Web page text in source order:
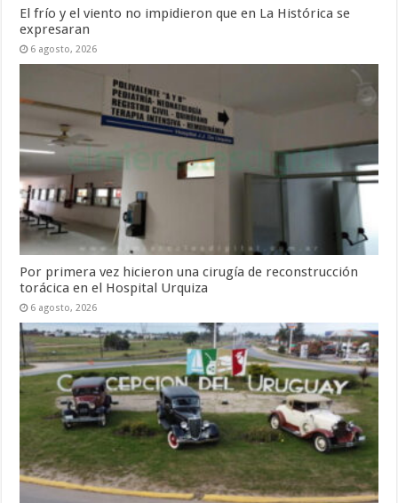
El frío y el viento no impidieron que en La Histórica se
expresaran
6 agosto, 2026
Por primera vez hicieron una cirugía de reconstrucción
torácica en el Hospital Urquiza
6 agosto, 2026